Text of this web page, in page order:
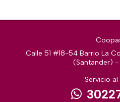
Calle 51 #18-54 Barrio La
(Santander)
Servicio al